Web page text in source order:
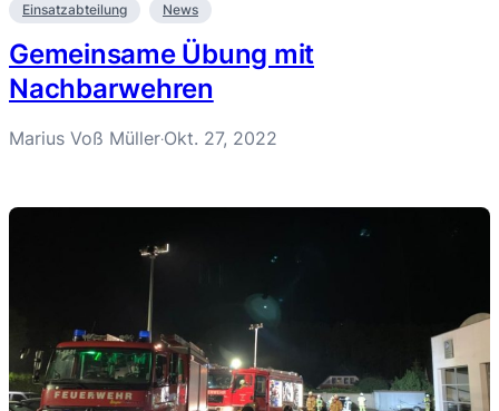
Einsatzabteilung News
Gemeinsame Übung mit
Nachbarwehren
Marius Voß Müller·Okt. 27, 2022